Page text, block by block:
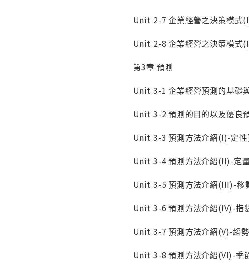
Unit 2-7 企業經營之決策模式
Unit 2-8 企業經營之決策模式
第3章 預測
Unit 3-1 企業經營預測的基礎
Unit 3-2 預測的目的以及優良
Unit 3-3 預測方法介紹(I)-定性
Unit 3-4 預測方法介紹(II)-定
Unit 3-5 預測方法介紹(III)-移
Unit 3-6 預測方法介紹(IV)-指
Unit 3-7 預測方法介紹(V)-趨
Unit 3-8 預測方法介紹(VI)-季